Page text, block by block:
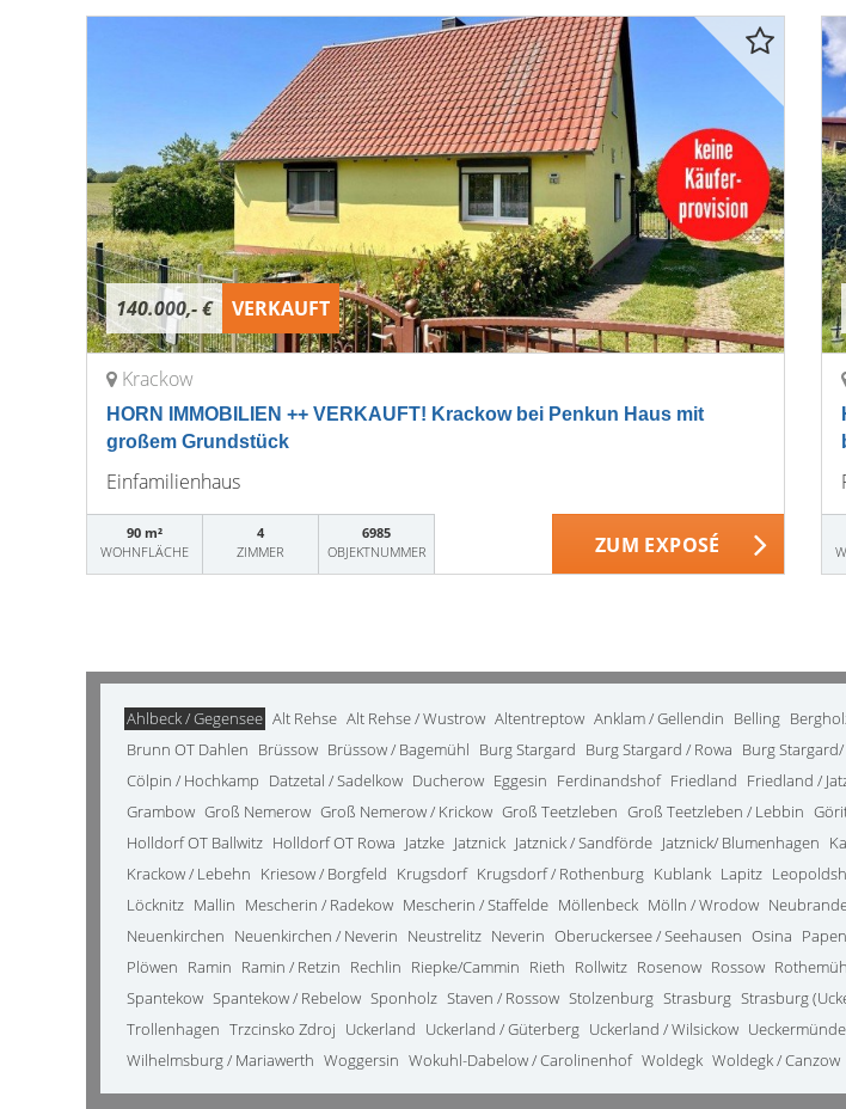
140.000,- € VERKAUFT
Krackow
HORN IMMOBILIEN ++ VERKAUFT! Krackow bei Penkun Haus mit
großem Grundstück
Einfamilienhaus
90 m²
WOHNFLÄCHE
4
ZIMMER
6985
OBJEKTNUMMER
ZUM EXPOSÉ
Ahlbeck / Gegensee Alt Rehse Alt Rehse / Wustrow Altentreptow Anklam / Gellendin Belling
Brunn OT Dahlen Brüssow Brüssow / Bagemühl Burg Stargard Burg Stargard / Rowa Burg
Cölpin / Hochkamp Datzetal / Sadelkow Ducherow Eggesin Ferdinandshof Friedland Friedland /
Grambow Groß Nemerow Groß Nemerow / Krickow Groß Teetzleben Groß Teetzleben / Lebbin
Holldorf OT Ballwitz Holldorf OT Rowa Jatzke Jatznick Jatznick / Sandförde Jatznick/ Blumenhagen
Krackow / Lebehn Kriesow / Borgfeld Krugsdorf Krugsdorf / Rothenburg Kublank Lapitz
Löcknitz Mallin Mescherin / Radekow Mescherin / Staffelde Möllenbeck Mölln / Wrodow
Neuenkirchen Neuenkirchen / Neverin Neustrelitz Neverin Oberuckersee / Seehausen Osina
Plöwen Ramin Ramin / Retzin Rechlin Riepke/Cammin Rieth Rollwitz Rosenow Rossow
Spantekow Spantekow / Rebelow Sponholz Staven / Rossow Stolzenburg Strasburg Strasburg
Trollenhagen Trzcinsko Zdroj Uckerland Uckerland / Güterberg Uckerland / Wilsickow Ueckermünde
Wilhelmsburg / Mariawerth Woggersin Wokuhl-Dabelow / Carolinenhof Woldegk Woldegk / Canzow